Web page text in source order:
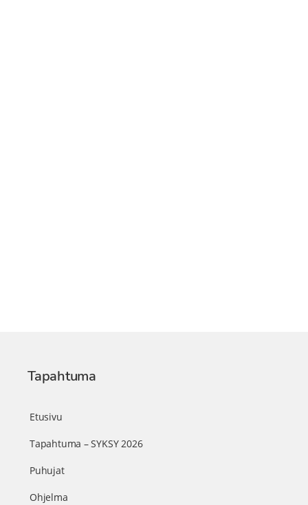
Tapahtuma
Etusivu
Tapahtuma – SYKSY 2026
Puhujat
Ohjelma